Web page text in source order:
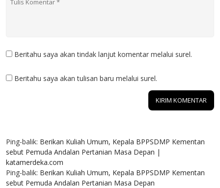
Beritahu saya akan tindak lanjut komentar melalui surel.
Beritahu saya akan tulisan baru melalui surel.
Ping-balik: Berikan Kuliah Umum, Kepala BPPSDMP Kementan
sebut Pemuda Andalan Pertanian Masa Depan |
katamerdeka.com
Ping-balik: Berikan Kuliah Umum, Kepala BPPSDMP Kementan
sebut Pemuda Andalan Pertanian Masa Depan